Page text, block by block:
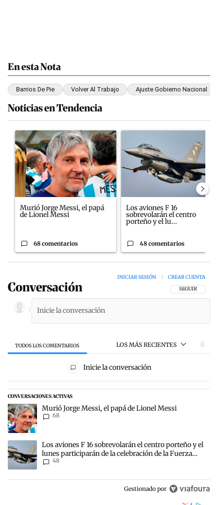
En esta Nota
Barrios De Pie Volver Al Trabajo Ajuste Gobierno Nacional
Noticias en Tendencia
Este listado muestra los artículos con más comentarios en los
Un artículo de tendencia con el título "Murió Jorge Messi, el
Murió Jorge Messi, el papá
de Lionel Messi
68 comentarios
Un artículo de tendencia con
Los aviones F 16
sobrevolarán el centro
porteño y el lu...
48 comentarios
Conversación SIGA ESTA
SEGUIR
INICIAR SESIÓN CREAR CUENTA
TODOS LOS COMENTARIOS LOS MÁS RECIENTES
Todos los comentarios
Inicie la conversación
CONVERSACIONES ACTIVAS
Este listado muestra los artículos con más comentarios en los
Un artículo de tendencia con el título "Murió Jorge Messi, el papá
Murió Jorge Messi, el papá de Lionel Messi
68
Un artículo de tendencia con el título "Los aviones F 16
Los aviones F 16 sobrevolarán el centro porteño y el
lunes participarán de la celebración de la Fuerza
Aérea
48
Gestionado por